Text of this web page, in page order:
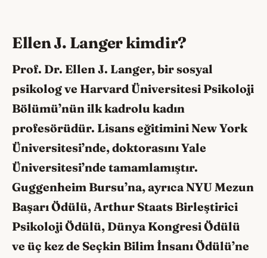
Ellen J. Langer kimdir?
Prof. Dr. Ellen J. Langer, bir sosyal
psikolog ve Harvard Üniversitesi Psikoloji
Bölümü’nün ilk kadrolu kadın
profesörüdür. Lisans eğitimini New York
Üniversitesi’nde, doktorasını Yale
Üniversitesi’nde tamamlamıştır.
Guggenheim Bursu’na, ayrıca NYU Mezun
Başarı Ödülü, Arthur Staats Birleştirici
Psikoloji Ödülü, Dünya Kongresi Ödülü
ve üç kez de Seçkin Bilim İnsanı Ödülü’ne